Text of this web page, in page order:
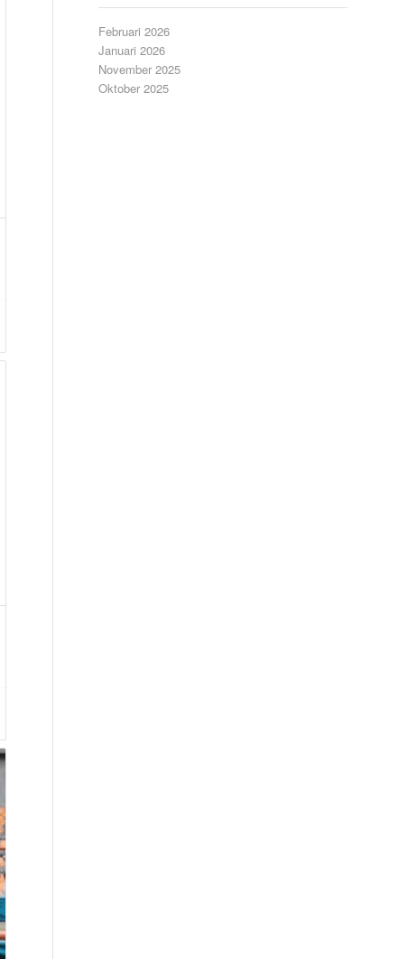
Februari 2026
Januari 2026
November 2025
Oktober 2025